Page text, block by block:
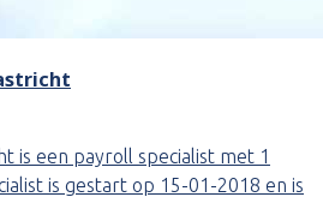
is een payroll specialist met 1
is gestart op 15-01-2018 en is